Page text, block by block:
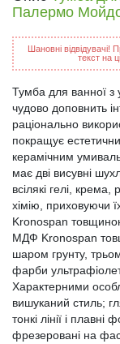
Палермо
Шановні відвідувачі!
текст на
Тумба для ванної
чудово доповнить
раціонально
покращує
керамічним
має дві висувні
всілякі гелі,
хімію, приховуючи
Kronospan
МДФ Kronospan
шаром грунту,
фарби
Характерними
вишуканий стиль;
тонкі лінії і
фрезеровані на